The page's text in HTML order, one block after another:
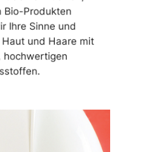
Bio-Produkten
Ihre Sinne und
und Haare mit
hochwertigen